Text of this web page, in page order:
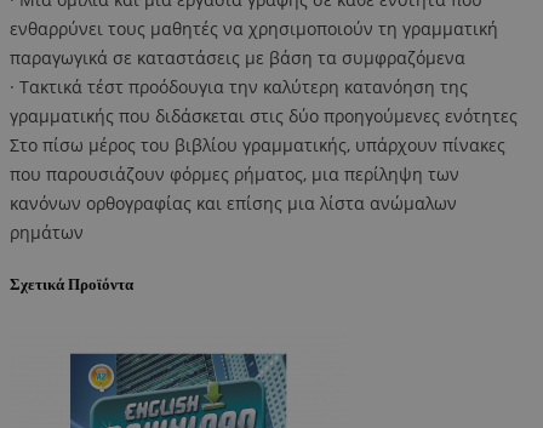
ενθαρρύνει τους μαθητές να χρησιμοποιούν τη γραμματική
παραγωγικά σε καταστάσεις με βάση τα συμφραζόμενα
· Τακτικά τέστ προόδουγια την καλύτερη κατανόηση της
γραμματικής που διδάσκεται στις δύο προηγούμενες ενότητες
Στο πίσω μέρος του βιβλίου γραμματικής, υπάρχουν πίνακες
που παρουσιάζουν φόρμες ρήματος, μια περίληψη των
κανόνων ορθογραφίας και επίσης μια λίστα ανώμαλων
ρημάτων
Σχετικά Προϊόντα